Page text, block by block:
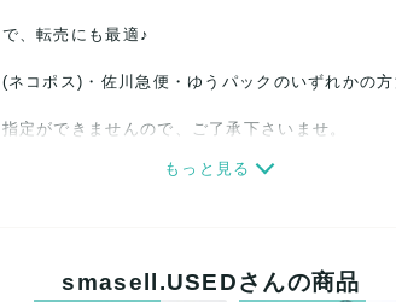
、転売にも最適♪
コポス)・佐川急便・ゆうパックのいずれかの
定ができませんので、ご了承下さいませ。
、見る方によって状態の価値観が異なりますの
意をはらっておりますが、何かございましたら
もっと見る
smasell.USEDさんの商品